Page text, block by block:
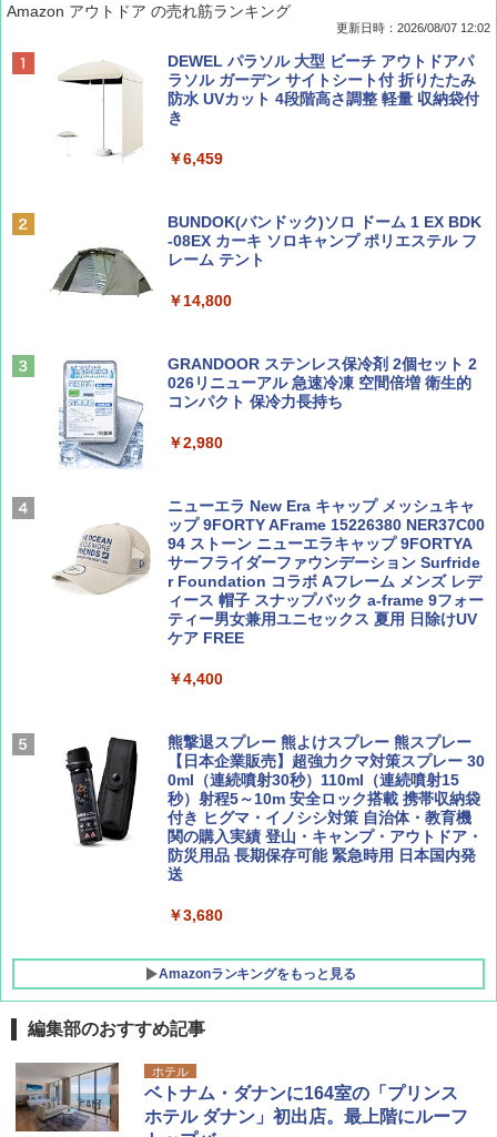
ディズニーファン ２０２６年 ９月号 [雑
誌] (ＤＩＳＮＥＹ ＦＡＮ)
￥713
SOTO ミニマル"旅"財布 ランダム2種】
￥1,500
￥1,540
￥1,540
AIRLINE（エアライン）2026年9月号【特
集】ボーイング110周年を祝して！
￥1,760
D40 地球の歩き方 チェンマイ タイ北部の魅
力的な町 2026～2027 地球の歩き方D アジア
￥2,079
球の歩き方A ヨーロッパ
￥2,479
￥2,695
ァキア 2026～2027 地球の歩き方A ヨーロッ
パ
￥2,277
新しい日本地理 地図・統計・移動から読み
解く (講談社現代新書)
￥1,540
[キャンパーズコレクション 山善] ポップアッ
プテント 傘みたいに広げて畳める パッとサ
ッとサンシェード キューブ フルクローズ メ
ッシュ 簡単設置 ワンタッチテント キャンプ
PYKES PEAK (パイクスピーク) 着替えテン
ト プライバシー テント 【中が透けない】 1
ーチ ピクニック ポップアップテント 携帯 簡
￥4,980
テント ワンタッチ RENEW 幅200 2-3人用 43
￥5,999
[キャンパーズコレクション 山善] 傘みたいに
広げるだけ パッとサッとテント ブラックコ
ーティング フルクローズ メッシュ 3-4人用
簡単設置 ポップアップテント エクルベージ
ュ(BC仕様) PATC-150B(EB)
￥9,990
[キャンパーズコレクション 山善] 傘みたいに
広げるだけ パッとサッとテント キューブワ
イド ブラックコーティング フルクローズ メ
ッシュ 4人用 簡単設置 ポップアップテント P
ATCW-150B エクルベージュ
￥-
Amazon アウトドア の売れ筋ランキング
更新日時：2026/08/07 12:02
DEWEL パラソル 大型 ビーチ アウトドアパ
ラソル ガーデン サイトシート付 折りたたみ
防水 UVカット 4段階高さ調整 軽量 収納袋付
き
￥6,459
BUNDOK(バンドック)ソロ ドーム 1 EX BDK
-08EX カーキ ソロキャンプ ポリエステル フ
レーム テント
￥14,800
GRANDOOR ステンレス保冷剤 2個セット 2
026リニューアル 急速冷凍 空間倍増 衛生的
コンパクト 保冷力長持ち
￥2,980
ニューエラ New Era キャップ メッシュキャ
ップ 9FORTY AFrame 15226380 NER37C00
94 ストーン ニューエラキャップ 9FORTYA
サーフライダーファウンデーション Surfride
r Foundation コラボ Aフレーム メンズ レデ
ィース 帽子 スナップバック a-frame 9フォー
ティー男女兼用ユニセックス 夏用 日除けUV
ケア FREE
￥4,400
熊撃退スプレー 熊よけスプレー 熊スプレー
【日本企業販売】超強力クマ対策スプレー 30
0ml（連続噴射30秒）110ml（連続噴射15
秒）射程5～10m 安全ロック搭載 携帯収納袋
付き ヒグマ・イノシシ対策 自治体・教育機
関の購入実績 登山・キャンプ・アウトドア・
防災用品 長期保存可能 緊急時用 日本国内発
送
￥3,680
Amazonランキングをもっと見る
編集部のおすすめ記事
ホテル
ベトナム・ダナンに164室の「プリンス
ホテル ダナン」初出店。最上階にルーフ